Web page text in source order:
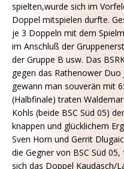
spielten,wurde sich im
Doppel mitspielen durfte.
je 3 Doppeln mit dem
im Anschluß der
der Gruppe B usw. Das
gegen das Rathenower
gewann man souverän mit
(Halbfinale) traten
Kohls (beide BSC Süd 05)
knappen und glücklichem
Sven Horn und Gerrit
die Gegner von BSC Süd
sich das Doppel Kaudasch/